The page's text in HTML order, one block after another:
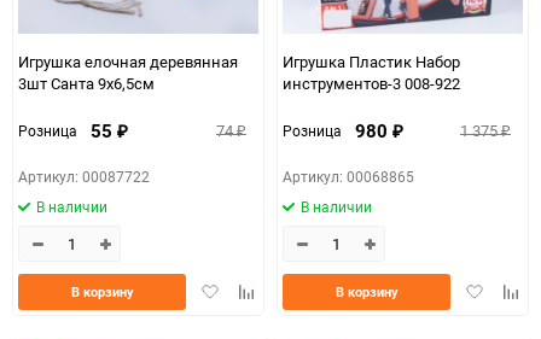
Игрушка елочная деревянная
3шт Санта 9х6,5см
Розница 55 ₽ 74₽
Артикул: 00087722
В наличии
ДобавитьДобавить
В корзину
Игрушка Пластик Набор
инструментов-3 008-922
Розница 980 ₽ 1 375₽
Артикул: 00068865
В наличии
Добавить
В корзину